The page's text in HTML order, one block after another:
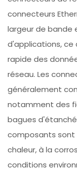
connecteurs
largeur de bande
d'applications, ce
rapide des
réseau. Les
généralement
notamment des
bagues
composants
chaleur, à la
conditions